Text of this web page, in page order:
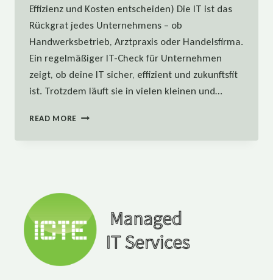
Effizienz und Kosten entscheiden) Die IT ist das
Rückgrat jedes Unternehmens – ob
Handwerksbetrieb, Arztpraxis oder Handelsfirma.
Ein regelmäßiger IT-Check für Unternehmen
zeigt, ob deine IT sicher, effizient und zukunftsfit
ist. Trotzdem läuft sie in vielen kleinen und…
READ MORE
ZU
DEINER
IT
STELLEN
SOLLTEST